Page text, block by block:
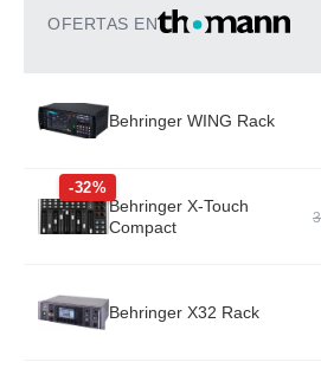
OFERTAS EN
Behringer WING Rack
-32%
Behringer X-Touch
Compact
Behringer X32 Rack